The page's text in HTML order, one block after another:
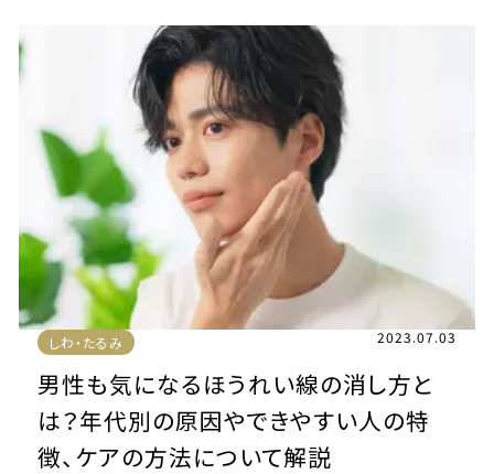
しわ・たるみ 2023.07.03
男性も気になるほうれい線の消し方と
は？年代別の原因やできやすい人の特
徴、ケアの方法について解説